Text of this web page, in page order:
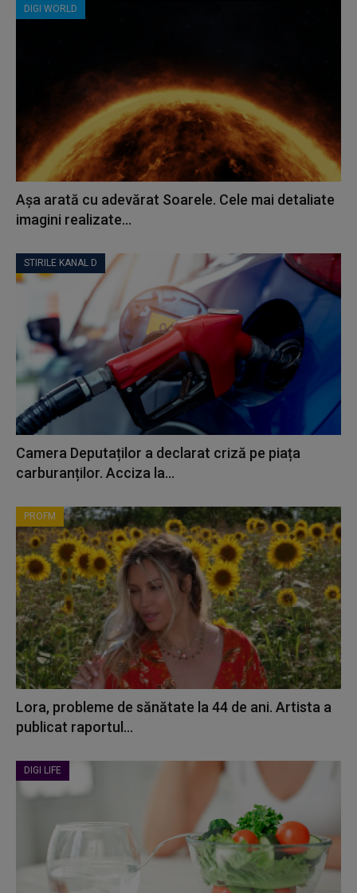
DIGI WORLD
Așa arată cu adevărat Soarele. Cele mai detaliate
imagini realizate...
STIRILE KANAL D
Camera Deputaților a declarat criză pe piața
carburanților. Acciza la...
PROFM
Lora, probleme de sănătate la 44 de ani. Artista a
publicat raportul...
DIGI LIFE